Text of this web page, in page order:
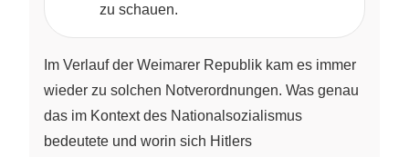
zu schauen.
Im Verlauf der Weimarer Republik kam es immer
wieder zu solchen Notverordnungen. Was genau
das im Kontext des Nationalsozialismus
bedeutete und worin sich Hitlers